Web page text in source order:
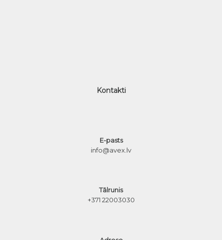
Kontakti
E-pasts
info@avex.lv
Tālrunis
+371 22003030